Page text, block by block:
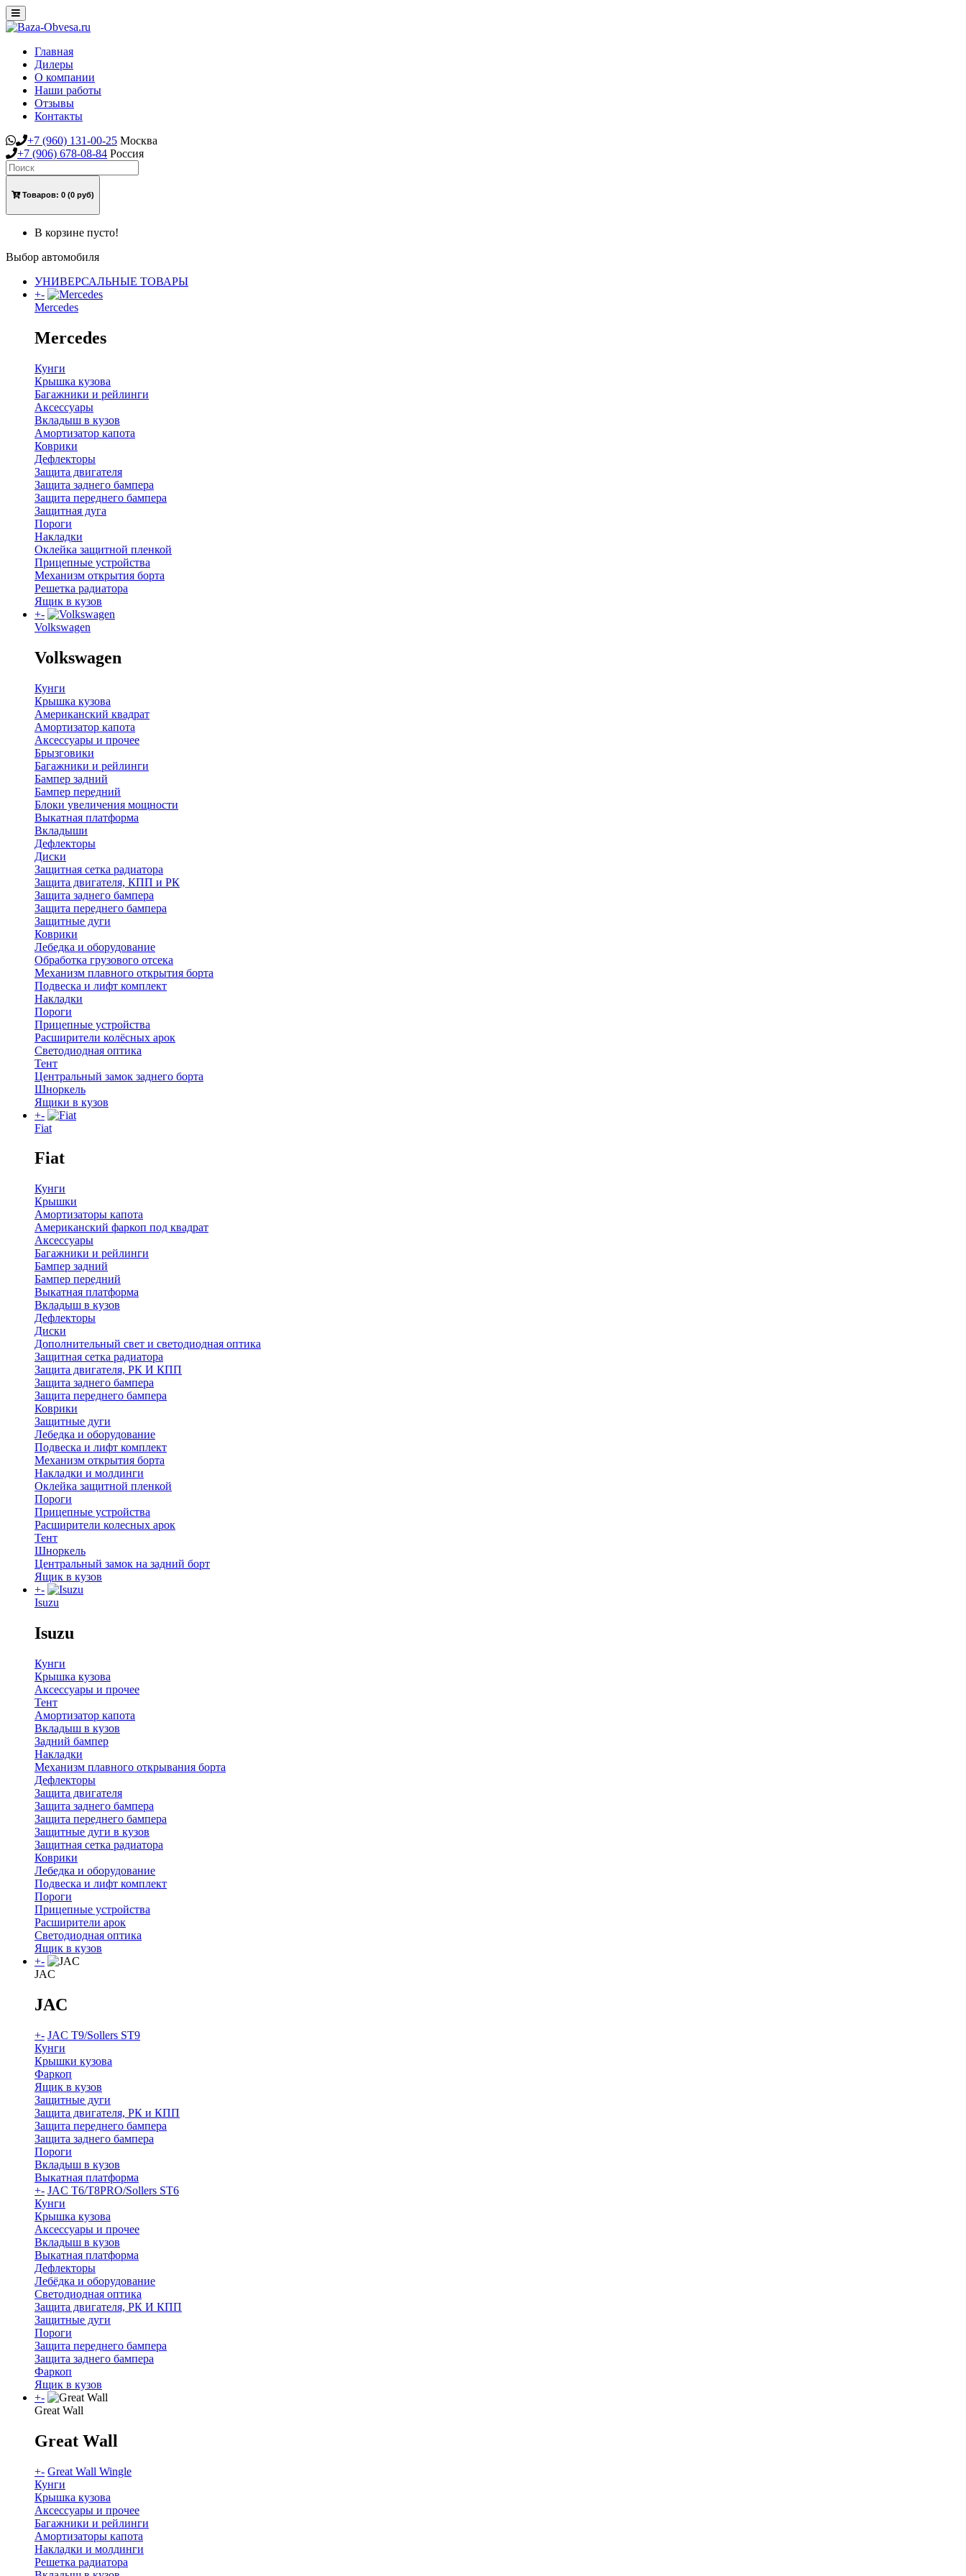
Toggle
navigation
Главная
Дилеры
О компании
Наши работы
Отзывы
Контакты
+7 (960) 131-00-25 Москва
+7 (906) 678-08-84 Россия
Товаров: 0 (0 руб)
В корзине пусто!
Выбор автомобиля
УНИВЕРСАЛЬНЫЕ ТОВАРЫ
+-
Mercedes
Mercedes
Кунги
Крышка кузова
Багажники и рейлинги
Аксессуары
Вкладыш в кузов
Амортизатор капота
Коврики
Дефлекторы
Защита двигателя
Защита заднего бампера
Защита переднего бампера
Защитная дуга
Пороги
Накладки
Оклейка защитной пленкой
Прицепные устройства
Механизм открытия борта
Решетка радиатора
Ящик в кузов
+-
Volkswagen
Volkswagen
Кунги
Крышка кузова
Американский квадрат
Амортизатор капота
Аксессуары и прочее
Брызговики
Багажники и рейлинги
Бампер задний
Бампер передний
Блоки увеличения мощности
Выкатная платформа
Вкладыши
Дефлекторы
Диски
Защитная сетка радиатора
Защита двигателя, КПП и РК
Защита заднего бампера
Защита переднего бампера
Защитные дуги
Коврики
Лебедка и оборудование
Обработка грузового отсека
Механизм плавного открытия борта
Подвеска и лифт комплект
Накладки
Пороги
Прицепные устройства
Расширители колёсных арок
Светодиодная оптика
Тент
Центральный замок заднего борта
Шноркель
Ящики в кузов
+-
Fiat
Fiat
Кунги
Крышки
Амортизаторы капота
Американский фаркоп под квадрат
Аксессуары
Багажники и рейлинги
Бампер задний
Бампер передний
Выкатная платформа
Вкладыш в кузов
Дефлекторы
Диски
Дополнительный свет и светодиодная оптика
Защитная сетка радиатора
Защита двигателя, РК И КПП
Защита заднего бампера
Защита переднего бампера
Коврики
Защитные дуги
Лебедка и оборудование
Подвеска и лифт комплект
Механизм открытия борта
Накладки и молдинги
Оклейка защитной пленкой
Пороги
Прицепные устройства
Расширители колесных арок
Тент
Шноркель
Центральный замок на задний борт
Ящик в кузов
+-
Isuzu
Isuzu
Кунги
Крышка кузова
Аксессуары и прочее
Тент
Амортизатор капота
Вкладыш в кузов
Задний бампер
Накладки
Механизм плавного открывания борта
Дефлекторы
Защита двигателя
Защита заднего бампера
Защита переднего бампера
Защитные дуги в кузов
Защитная сетка радиатора
Коврики
Лебедка и оборудование
Подвеска и лифт комплект
Пороги
Прицепные устройства
Расширители арок
Светодиодная оптика
Ящик в кузов
+-
JAC
JAC
+- JAC T9/Sollers ST9
Кунги
Крышки кузова
Фаркоп
Ящик в кузов
Защитные дуги
Защита двигателя, РК и КПП
Защита переднего бампера
Защита заднего бампера
Пороги
Вкладыш в кузов
Выкатная платформа
+- JAC T6/T8PRO/Sollers ST6
Кунги
Крышка кузова
Аксессуары и прочее
Вкладыш в кузов
Выкатная платформа
Дефлекторы
Лебёдка и оборудование
Светодиодная оптика
Защита двигателя, РК И КПП
Защитные дуги
Пороги
Защита переднего бампера
Защита заднего бампера
Фаркоп
Ящик в кузов
+-
Great Wall
Great Wall
+- Great Wall Wingle
Кунги
Крышка кузова
Аксессуары и прочее
Багажники и рейлинги
Амортизаторы капота
Накладки и молдинги
Решетка радиатора